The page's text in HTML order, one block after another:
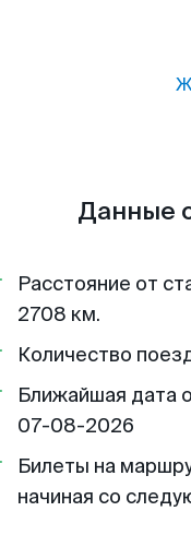
Данные
Расстояние от
2708 км.
Количество
Ближайшая дата
07-08-2026
Билеты на
начиная со